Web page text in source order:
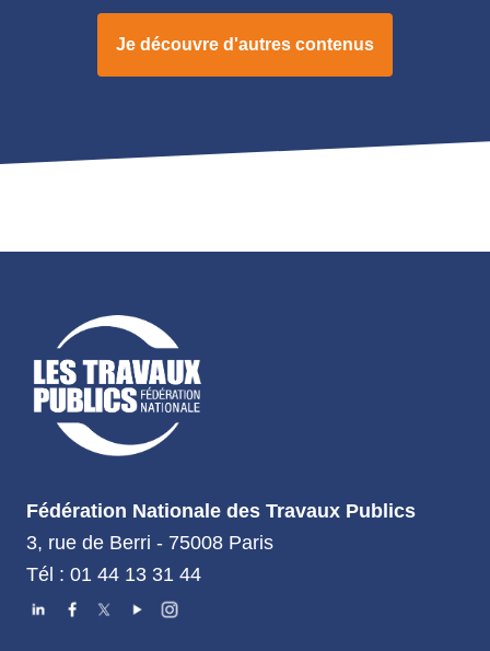
Je découvre d'autres contenus
Fédération Nationale des Travaux Publics
3, rue de Berri - 75008 Paris
Tél : 01 44 13 31 44